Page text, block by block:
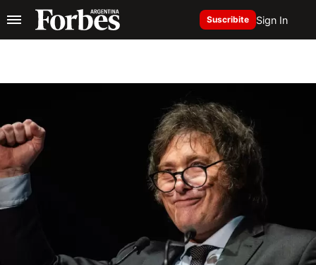
Suscribite Sign In